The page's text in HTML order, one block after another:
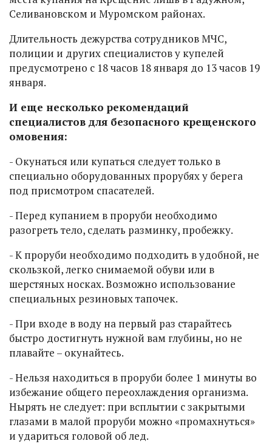
Селивановском и Муромском районах.
Длительность дежурства сотрудников МЧС,
полиции и других специалистов у купелей
предусмотрено с 18 часов 18 января до 13 часов 19
января.
И еще несколько рекомендаций
специалистов для безопасного крещенского
омовения:
- Окунаться или купаться следует только в
специально оборудованных прорубях у берега
под присмотром спасателей.
- Перед купанием в проруби необходимо
разогреть тело, сделать разминку, пробежку.
- К проруби необходимо подходить в удобной, не
скользкой, легко снимаемой обуви или в
шерстяных носках. Возможно использование
специальных резиновых тапочек.
- При входе в воду на первый раз старайтесь
быстро достигнуть нужной вам глубины, но не
плавайте – окунайтесь.
- Нельзя находиться в проруби более 1 минуты во
избежание общего переохлаждения организма.
Нырять не следует: при всплытии с закрытыми
глазами в малой проруби можно «промахнуться»
и удариться головой об лед.